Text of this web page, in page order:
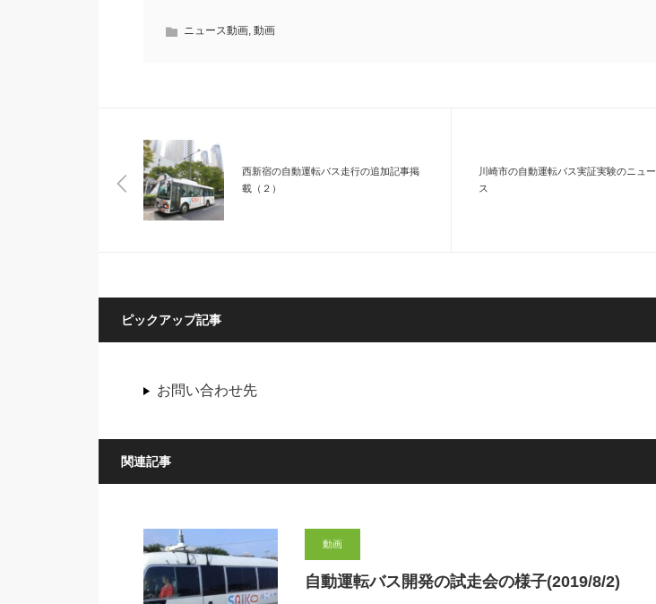
ニュース動画, 動画
西新宿の自動運転バス走行の追加記事掲
載（２）
川崎市の自動運転バス実証実験のニュー
ス
ピックアップ記事
お問い合わせ先
関連記事
動画
自動運転バス開発の試走会の様子(2019/8/2)